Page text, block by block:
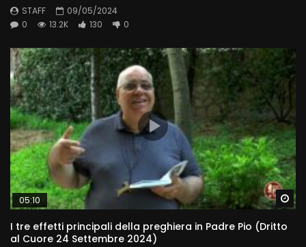
STAFF
09/05/2024
0
13.2K 130 0
05:10
I tre effetti principali della preghiera in Padre Pio (Dritto
al Cuore 24 Settembre 2024)